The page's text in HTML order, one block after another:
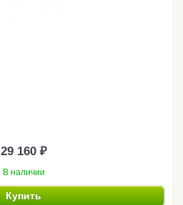
29 160 ₽
В наличии
Купить